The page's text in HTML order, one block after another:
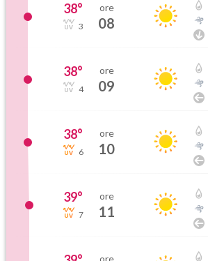
38°
3
ore
08
38°
4
ore
09
38°
6
ore
10
39°
7
ore
11
ore